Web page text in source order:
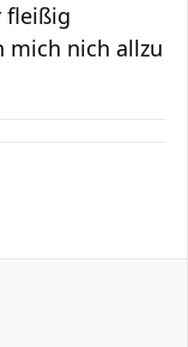
fleißig
mich nich allzu